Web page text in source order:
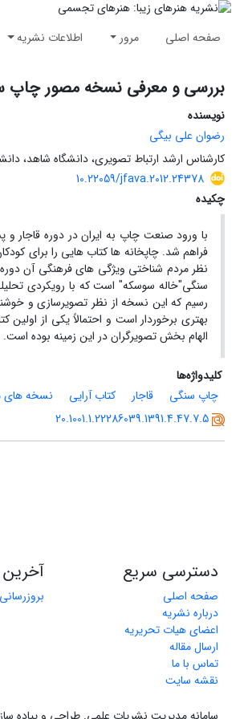
صفحه اصلی مرور اطلاعات نشریه
بررسی و معرفی نسخه مصور چاپ
نویسنده
رضوان علی بیگی
کارشناس ارشد ارتباط تصویری، دانشگاه شاهد،
10.22059/jfava.2012.24378
چکیده
با ورود صنعت چاپ به ایران در دوره قاجار
فراهم شد. چاپخانه ها کتاب هایی را برای
نظر مردم شناختی ویژگی های فرهنگی آن
سنگی"خاله سوسکه" است که با رویکردی
رسیم که این نسخه از نظر تصویرسازی و
بهتری برخوردار است و احتمالاً یکی از
الهام بخش تصویرگران در این زمینه بوده است.
کلیدواژه‌ها
چاپ سنگی
قاجار کتاب آرایی
نسخه های
20.1001.1.22286039.1391.4.47.7.5
دسترسی سریع
صفحه اصلی
درباره نشریه
اعضای هیات تحریریه
ارسال مقاله
تماس با ما
نقشه سایت
آخرین